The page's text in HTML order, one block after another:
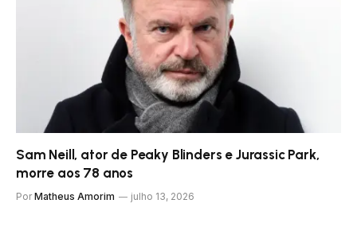
Sam Neill, ator de Peaky Blinders e Jurassic Park,
morre aos 78 anos
Por Matheus Amorim julho 13, 2026